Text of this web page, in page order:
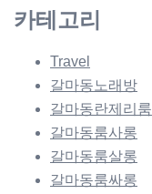
카테고리
Travel
갈마동노래방
갈마동란제리룸
갈마동룸사롱
갈마동룸살롱
갈마동룸싸롱